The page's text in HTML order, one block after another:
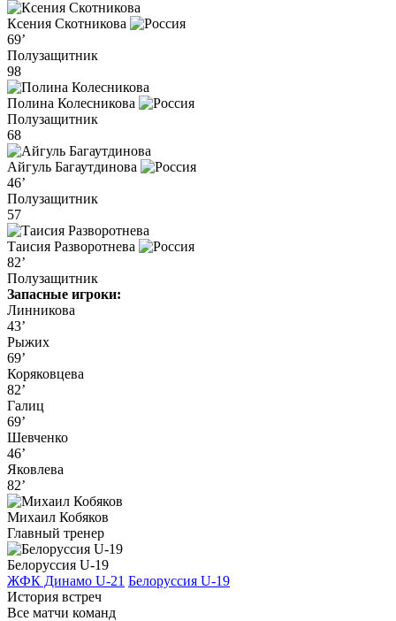
Ксения Скотникова
69’
Полузащитник
98
Полина Колесникова
Полузащитник
68
Айгуль Багаутдинова
46’
Полузащитник
57
Таисия Разворотнева
82’
Полузащитник
Запасные игроки:
Линникова
43’
Рыжих
69’
Коряковцева
82’
Галиц
69’
Шевченко
46’
Яковлева
82’
Михаил Кобяков
Главный тренер
Белоруссия U-19
ЖФК Динамо U-21 Белоруссия U-19
История встреч
Все матчи команд